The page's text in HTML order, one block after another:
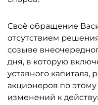
Своё обращение
отсутствием
созыве
дня, в которую
уставного
акционеров по этому
изменений к